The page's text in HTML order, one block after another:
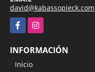
david@kabassopieck.com
FacebookInstagram
INFORMACIÓN
Inicio